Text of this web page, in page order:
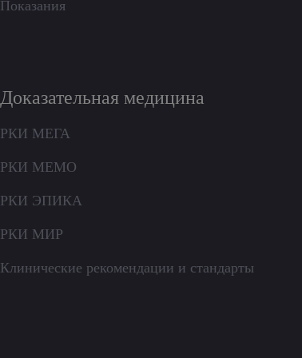
Показания
Доказательная медицина
РКИ МЕГА
РКИ МЕМО
РКИ ЭПИКА
РКИ МИР
Клинические рекомендации и стандарты